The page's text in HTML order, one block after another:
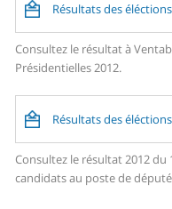
Résultats des
Consultez le résultat à
Présidentielles 2012.
Résultats des
Consultez le résultat 2012 du
candidats au poste de